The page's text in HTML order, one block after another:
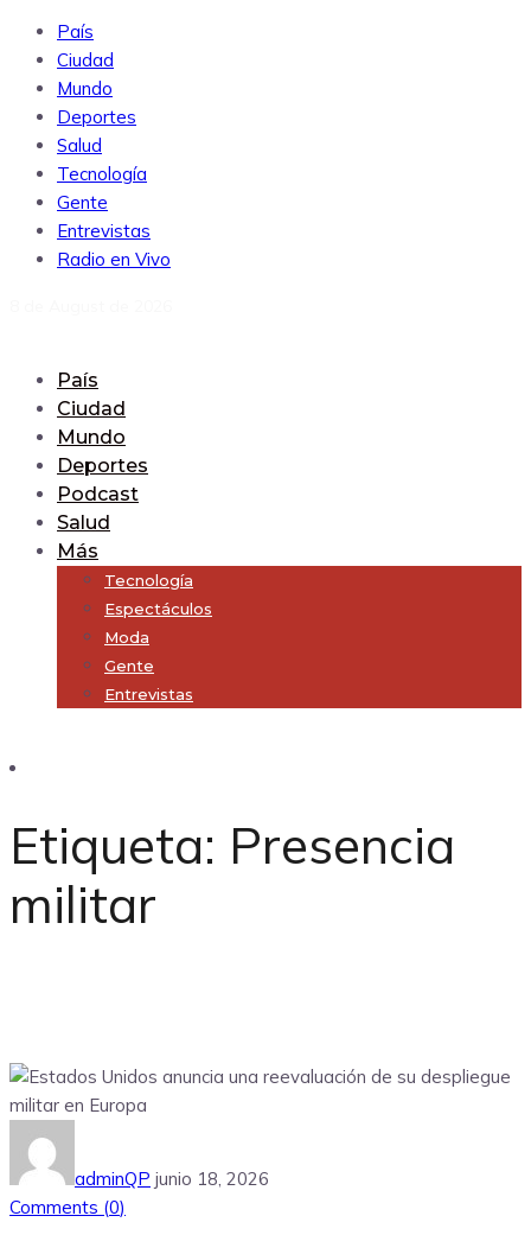
País
Ciudad
Mundo
Deportes
Salud
Tecnología
Gente
Entrevistas
Radio en Vivo
País
Ciudad
Mundo
Deportes
Podcast
Salud
Más
Tecnología
Espectáculos
Moda
Gente
Entrevistas
Etiqueta: Presencia
militar
adminQP junio 18, 2026
Comments (0)